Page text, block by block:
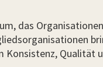
das
Konsistenz,